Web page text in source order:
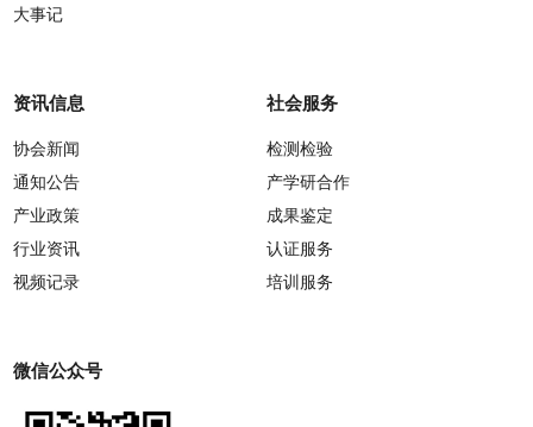
大事记
资讯信息
协会新闻
通知公告
产业政策
行业资讯
视频记录
社会服务
检测检验
产学研合作
成果鉴定
认证服务
培训服务
微信公众号